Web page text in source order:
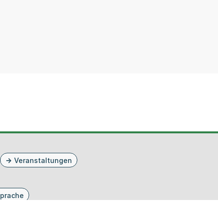
Veranstaltungen